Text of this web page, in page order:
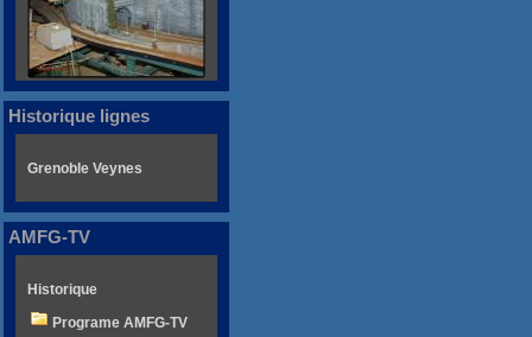
Historique lignes
Grenoble Veynes
AMFG-TV
Historique
Programe AMFG-TV